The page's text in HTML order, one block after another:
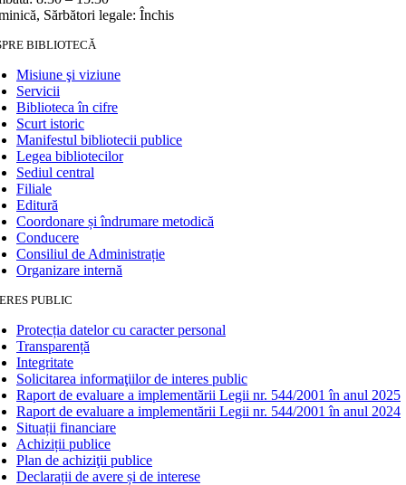
Sărbători legale: Închis
BIBLIOTECĂ
Misiune şi viziune
Servicii
Biblioteca în cifre
Scurt istoric
Manifestul bibliotecii publice
Legea bibliotecilor
Sediul central
Filiale
Editură
Coordonare și îndrumare metodică
Conducere
Consiliul de Administrație
Organizare internă
PUBLIC
Protecția datelor cu caracter personal
Transparență
Integritate
Solicitarea informaţiilor de interes public
Raport de evaluare a implementării Legii nr. 544/2001 în anul 2025
Raport de evaluare a implementării Legii nr. 544/2001 în anul 2024
Situații financiare
Achiziții publice
Plan de achiziţii publice
Declarații de avere și de interese